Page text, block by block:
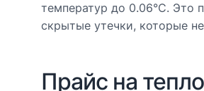
температур до 0.06°C. Это
скрытые утечки, которые
Прайс на